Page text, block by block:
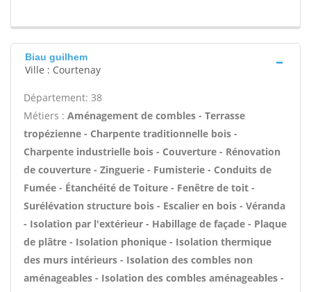
Biau guilhem
Ville : Courtenay
Département: 38
Métiers : Aménagement de combles - Terrasse
tropézienne - Charpente traditionnelle bois -
Charpente industrielle bois - Couverture - Rénovation
de couverture - Zinguerie - Fumisterie - Conduits de
Fumée - Étanchéité de Toiture - Fenêtre de toit -
Surélévation structure bois - Escalier en bois - Véranda
- Isolation par l'extérieur - Habillage de façade - Plaque
de plâtre - Isolation phonique - Isolation thermique
des murs intérieurs - Isolation des combles non
aménageables - Isolation des combles aménageables -